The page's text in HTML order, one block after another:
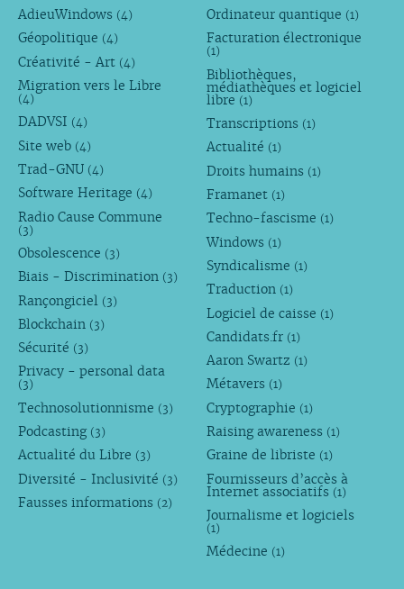
AdieuWindows (4)
Géopolitique (4)
Créativité - Art (4)
Migration vers le Libre
(4)
DADVSI (4)
Site web (4)
Trad-GNU (4)
Software Heritage (4)
Radio Cause Commune
(3)
Obsolescence (3)
Biais - Discrimination (3)
Rançongiciel (3)
Blockchain (3)
Sécurité (3)
Privacy - personal data
(3)
Technosolutionnisme (3)
Podcasting (3)
Actualité du Libre (3)
Diversité - Inclusivité (3)
Fausses informations (2)
Ordinateur quantique (1)
Facturation électronique
(1)
Bibliothèques,
médiathèques et logiciel
libre (1)
Transcriptions (1)
Actualité (1)
Droits humains (1)
Framanet (1)
Techno-fascisme (1)
Windows (1)
Syndicalisme (1)
Traduction (1)
Logiciel de caisse (1)
Candidats.fr (1)
Aaron Swartz (1)
Métavers (1)
Cryptographie (1)
Raising awareness (1)
Graine de libriste (1)
Fournisseurs d’accès à
Internet associatifs (1)
Journalisme et logiciels
(1)
Médecine (1)